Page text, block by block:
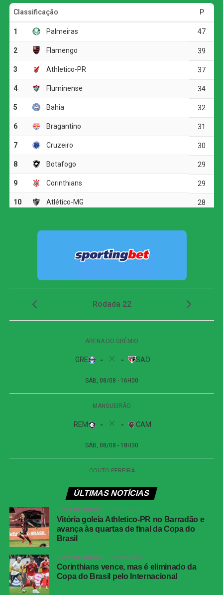
rasteiro para a área. Artur dominou com categoria e
finalizou sem chances para o goleiro Juan González.
Mantendo a pressão, o São Paulo ampliou a vantagem
aos 17 minutos, quando Osório lançou Artur pela direita.
O atacante driblou a marcação de Ignácio Fernández e
cruzou em direção a Calleri, mas o defensor Acosta
tentou interceptar e acabou empurrando contra a própria
meta.
Ainda na etapa inicial, o Boston River tentou responder
com finalizações de Bonfiglio e Reyna, mas sem levar
grande perigo ao gol defendido por Rafael. O Tricolor
seguiu criando as melhores chances e quase marcou o
terceiro com Wendell, que parou em boa defesa do
goleiro uruguaio, e em tentativas de Pablo Maia e Calleri
antes do intervalo.
No segundo tempo, o São Paulo manteve a postura
marcação após passe de André Silva. Os uruguaios
um chute perigoso de Muñoa que passou rente à trave.
Aos 31 minutos, o árbitro chegou a assinalar um pênalti
sobre Calleri após cruzamento de Pedro Ferreira, mas a
marcação foi anulada pelo árbitro de vídeo devido a um
impedimento do atacante argentino no início da jogada.
aguarda o sorteio da Conmebol, que será realizado nesta
próxima fase do torneio continental.
Próximos jogos
: Remo x São Paulo
Competição: Campeonato Brasileiro (18ª rodada)
: 31 de maio de 2026 (domingo), às 20h30
: Baenão, em Belém (PA)
Boston River
Jogo: Boston River x Liverpool
Competição
: Campeonato Uruguaio (Apertura | 3ª
rodada)
Data e horário: 1º de junho de 2026 (segunda-feira), às
15h (de Brasília)
ÚLTIMAS NOTÍCIAS
COPA DO BRASIL 3 horas atrás
Vitória goleia Athletico-PR no Barradão e
avança às quartas de final da Copa do
Brasil
COPA DO BRASIL 3 horas atrás
Corinthians vence, mas é eliminado da
Copa do Brasil pelo Internacional